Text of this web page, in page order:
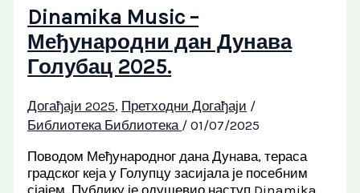
Dinamika Music –
Међународни дан Дунава
Голубац 2025.
Догађаји 2025, Претходни Догађаји /
Библиотека Библиотека /01/07/2025
Поводом Међународног дана Дунава, тераса
градског кеја у Голупцу засијала је посебним